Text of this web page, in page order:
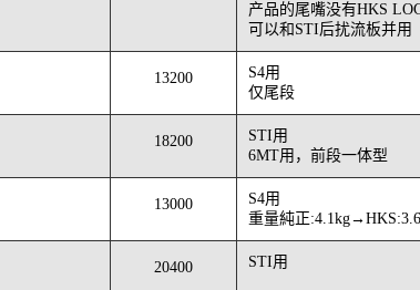
产品的尾嘴没有HKS
可以和STI后扰流板并用
13200
S4用
仅尾段
18200
STI用
6MT用，前段一体型
13000
S4用
重量純正
20400 STI用